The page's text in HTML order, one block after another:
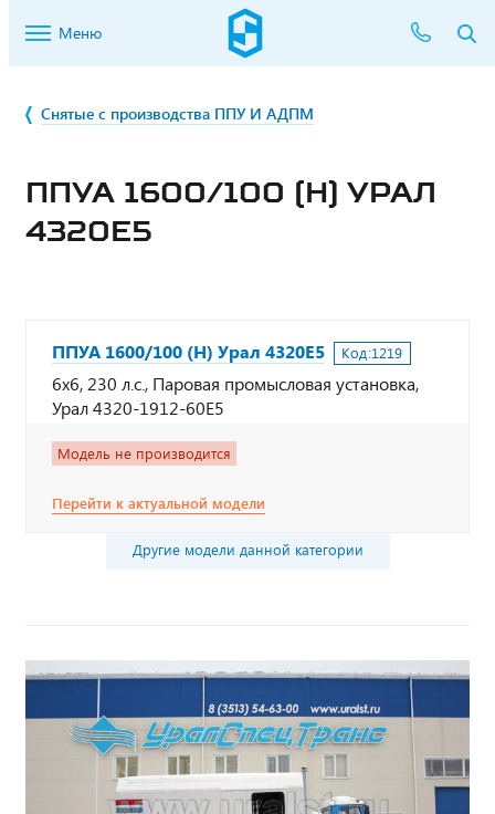
Меню
Снятые с производства ППУ И АДПМ
ППУА 1600/100 (Н) УРАЛ
4320Е5
ППУА 1600/100 (Н) Урал 4320Е5 Код:1219
6х6, 230 л.с., Паровая промысловая установка,
Урал 4320-1912-60Е5
Модель не производится
Перейти к актуальной модели
Другие модели данной категории